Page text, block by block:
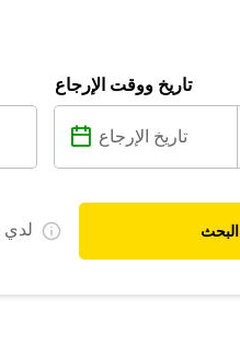
تاريخ ووقت الإرجاع
لدي البحث